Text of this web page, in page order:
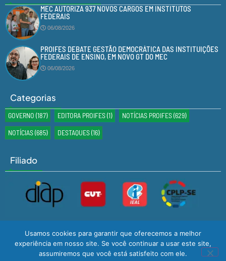
MEC AUTORIZA 937 NOVOS CARGOS EM INSTITUTOS
FEDERAIS
06/08/2026
PROIFES DEBATE GESTÃO DEMOCRÁTICA DAS INSTITUIÇÕES
FEDERAIS DE ENSINO, EM NOVO GT DO MEC
06/08/2026
Categorias
GOVERNO (187) EDITORA PROIFES(1) NOTÍCIAS PROIFES(629)
NOTÍCIAS(685) DESTAQUES(16)
Filiado
Desenvolvido por GMS TECNOLOGIA © Todos os Direitos Reservados
Usamos cookies para garantir que oferecemos a melhor
experiência em nosso site. Se você continuar a usar este site,
assumiremos que você está satisfeito com ele.